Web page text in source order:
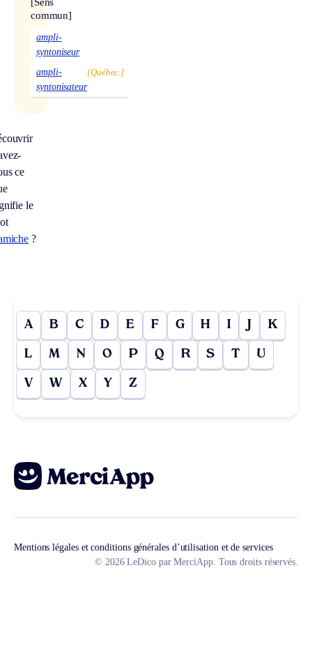
commun]
ampli-
syntoniseur
ampli-
syntonisateur
[Québec.]
ce
le
?
A B C D E F G H I J K
L M N O P Q R S T U
V W X Y Z
Mentions légales et conditions générales d’utilisation et de services
© 2026 LeDico par MerciApp. Tous droits réservés.